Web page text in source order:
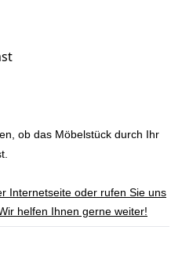
ob das Möbelstück durch Ihr
Internetseite oder rufen Sie uns
helfen Ihnen gerne weiter!